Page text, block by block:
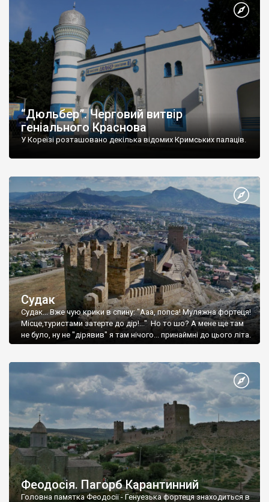
“Дюльбер”. Черговий витвір
геніального Краснова
У Кореїзі розташовано декілька відомих Кримських палаців.
Судак
Судак... Вже чую крики в спину: "Ааа, попса! Муляжна фортеця!
Місце,туристами затерте до дір!..." Но то шо? А мене ще там
не було, ну не "дірявив" я там нічого... принаймні до цього літа.
Феодосія. Пагорб Карантинний
Головна памятка Феодосії - Генуезька фортеця знаходиться в